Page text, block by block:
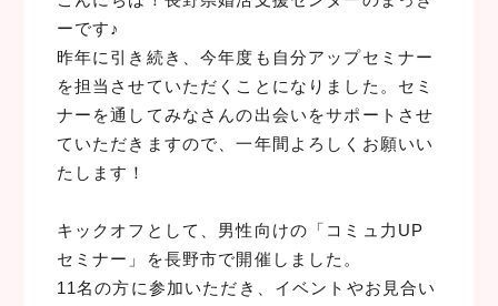
ーです♪
昨年に引き続き、今年度も自分アップセミナー
を担当させていただくことになりました。セミ
ナーを通してみなさんの出会いをサポートさせ
ていただきますので、一年間よろしくお願いい
たします！
キックオフとして、男性向けの「コミュ力UP
セミナー」を長野市で開催しました。
11名の方に参加いただき、イベントやお見合い